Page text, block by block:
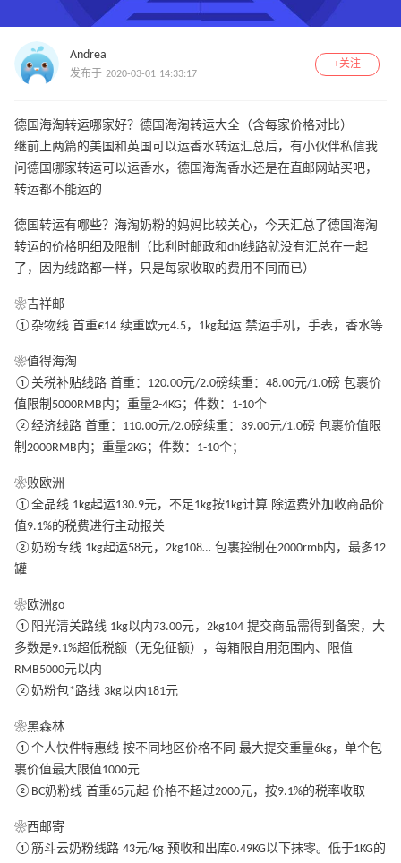
Andrea
发布于 2020-03-01 14:33:17
+关注
德国海淘转运哪家好？德国海淘转运大全（含每家价格对比）
继前上两篇的美国和英国可以运香水转运汇总后，有小伙伴私信我
问德国哪家转运可以运香水，德国海淘香水还是在直邮网站买吧，
转运都不能运的
德国转运有哪些？海淘奶粉的妈妈比较关心，今天汇总了德国海淘
转运的价格明细及限制（比利时邮政和dhl线路就没有汇总在一起
了，因为线路都一样，只是每家收取的费用不同而已）
❀吉祥邮
①杂物线 首重€14 续重欧元4.5，1kg起运 禁运手机，手表，香水等
❀值得海淘
①关税补贴线路 首重：120.00元/2.0磅续重：48.00元/1.0磅 包裹价
值限制5000RMB内；重量2-4KG；件数：1-10个
②经济线路 首重：110.00元/2.0磅续重：39.00元/1.0磅 包裹价值限
制2000RMB内；重量2KG；件数：1-10个；
❀败欧洲
①全品线 1kg起运130.9元，不足1kg按1kg计算 除运费外加收商品价
值9.1%的税费进行主动报关
②奶粉专线 1kg起运58元，2kg108… 包裹控制在2000rmb内，最多12
罐
❀欧洲go
①阳光清关路线 1kg以内73.00元，2kg104 提交商品需得到备案，大
多数是9.1%超低税额（无免征额），每箱限自用范围内、限值
RMB5000元以内
②奶粉包*路线 3kg以内181元
❀黑森林
①个人快件特惠线 按不同地区价格不同 最大提交重量6kg，单个包
裹价值最大限值1000元
②BC奶粉线 首重65元起 价格不超过2000元，按9.1%的税率收取
❀西邮寄
①筋斗云奶粉线路 43元/kg 预收和出库0.49KG以下抹零。低于1KG的